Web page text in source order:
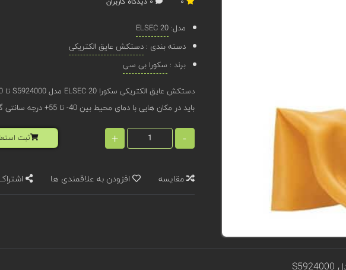
مدل:ELSEC 20
دسته بندی :دستکش عایق الکتریکی
برند : سکورا بی سی
باید در مکان هایی با دمای محیط بین 40- تا 55+ درجه سانتی گراد استفاده شود.
-
+ ثبت
مقایسه افزودن به علاقمندی ها